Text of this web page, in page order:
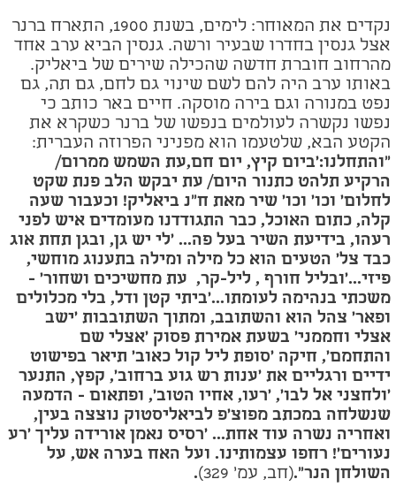
נקדים את המאוחר: לימים, בשנת 1900, התארח ברנר
אצל גנסין בחדרו שבעיר ורשה. גנסין הביא ערב אחד
מהרחוב חוברת חדשה שהכילה שירים של ביאליק.
באותו ערב היה להם לשם שינוי גם לחם, גם תה, גם
נפט במנורה וגם בירה מוסקה. חיים באר כותב כי
נפשו נקשרה לעולמים בנפשו של ברנר כשקרא את
הקטע הבא, שלטעמו הוא מפניני הפרוזה העברית:
"והתחלנו:'ביום קיץ, יום חם,עת השמש ממרום/
הרקיע תלהט כתנור היום/ עת יבקש הלב פנת שקט
לחלום' וכו' וכו' שיר מאת ח"נ ביאליק! וכעבור שעה
קלה, כתום האוכל, כבר התגודדנו מעומדים איש לפני
רעהו, בידיעת השיר בעל פה... 'לי יש גן, ובגן תחת אוג
כבד צל' הטעים הוא כל מילה ומילה בתענוג מוחשי,
פיזי...'ובליל חורף , ליל-קר, עת מחשיכים ושחור' -
משכתי בנהימה לעומתו...'ביתי קטן ודל, בלי מכלולים
ופאר' צהל הוא והשתובב, ומתוך השתובבות 'ישב
אצלי וחממני' בשעת אמירת פסוק 'אצלי שם
והתחמם', חיקה 'סופת ליל קול כאוב' תיאר בפישוט
ידיים ורגליים את 'ענות רש גוע ברחוב', קפץ, התנער
'ולחצני אל לבו', 'רעו, אחיו הטוב', ופתאום - הדמעה
שנשלחה במכתב מפוצ'פ לביאליסטוק נוצצה בעין,
ואחריה נשרה עוד אחת... 'רסיס נאמן אורידה עליך 'רע
נעורים'! רחפו עצמותינו. ועל האח בערה אש, על
השולחן הנר".(חב, עמ' 329)
.